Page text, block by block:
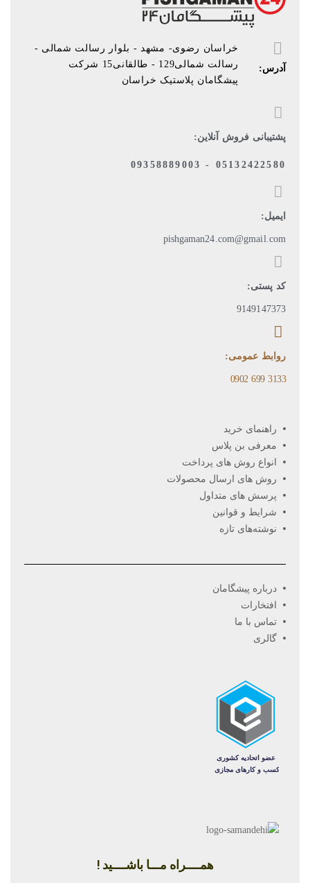
آدرس:
خراسان رضوی- مشهد - بلوار رسالت شمالی -
رسالت شمالی129 - طالقانی15 شرکت
پیشگامان پلاستیک خراسان
پشتیبانی فروش آنلاین:
05132422580 - 09358889003
ایمیل:
pishgaman24.com@gmail.com
کد پستی:
9149147373
روابط عمومی:
3133 699 0902​
راهنمای خرید
معرفی بن پلاس
انواع روش های پرداخت
روش های ارسال محصولات
پرسش های متداول
شرایط و قوانین
نوشته‌های تازه
درباره پیشگامان
افتخارات
تماس با ما
گالری
همــــراه مـــا باشــــید !